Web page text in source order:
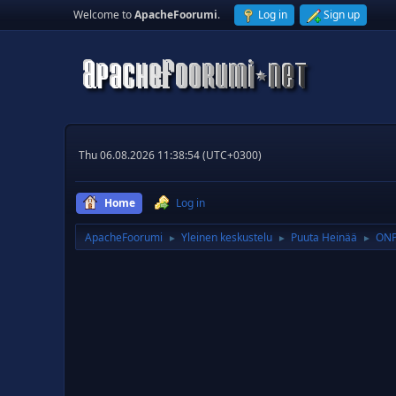
Welcome toApacheFoorumi. Log in Sign up
Thu 06.08.2026 11:38:54 (UTC+0300)
Home Log in
ApacheFoorumi ► Yleinen keskustelu ► Puuta Heinää ►